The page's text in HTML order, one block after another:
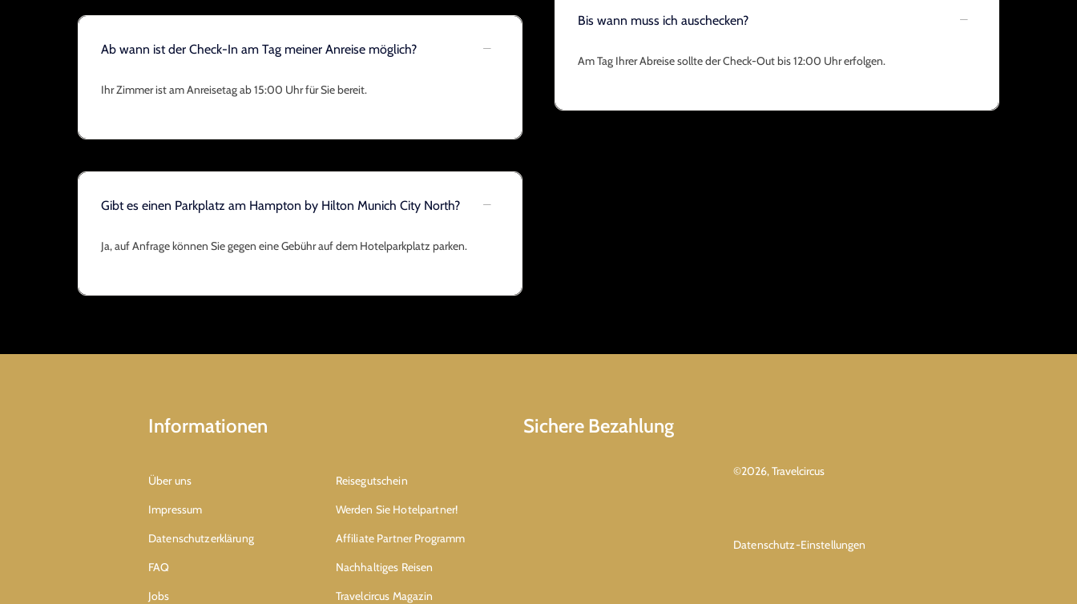
Ab wann ist der Check-In am Tag meiner Anreise möglich?
Ihr Zimmer ist am Anreisetag ab 15:00 Uhr für Sie bereit.
Gibt es einen Parkplatz am Hampton by Hilton Munich City North?
Ja, auf Anfrage können Sie gegen eine Gebühr auf dem Hotelparkplatz parken.
Bis wann muss ich auschecken?
Am Tag Ihrer Abreise sollte der Check-Out bis 12:00 Uhr erfolgen.
Informationen
Über uns
Impressum
Datenschutzerklärung
FAQ
Jobs
Reisegutschein
Werden Sie Hotelpartner!
Affiliate Partner Programm
Nachhaltiges Reisen
Travelcircus Magazin
Sichere Bezahlung
©2026, Travelcircus
Datenschutz-Einstellungen